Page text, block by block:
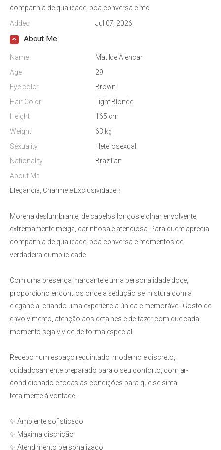
companhia de qualidade, boa conversa e mo
Added
Jul 07, 2026
About Me
Name
Matilde Alencar
Age
29
Eye color
Brown
Hair Color
Light Blonde
Height
165 cm
Weight
63 kg
Sexuality
Heterosexual
Nationality
Brazilian
About Me
Elegância, Charme e Exclusividade ?
Morena deslumbrante, de cabelos longos e olhar envolvente,
extremamente meiga, carinhosa e atenciosa. Para quem aprecia
companhia de qualidade, boa conversa e momentos de
verdadeira cumplicidade.
Com uma presença marcante e uma personalidade doce,
proporciono encontros onde a sedução se mistura com a
elegância, criando uma experiência única e memorável. Gosto de
envolvimento, atenção aos detalhes e de fazer com que cada
momento seja vivido de forma especial.
Recebo num espaço requintado, moderno e discreto,
cuidadosamente preparado para o seu conforto, com ar-
condicionado e todas as condições para que se sinta
totalmente à vontade.
✨ Ambiente sofisticado
✨ Máxima discrição
✨ Atendimento personalizado